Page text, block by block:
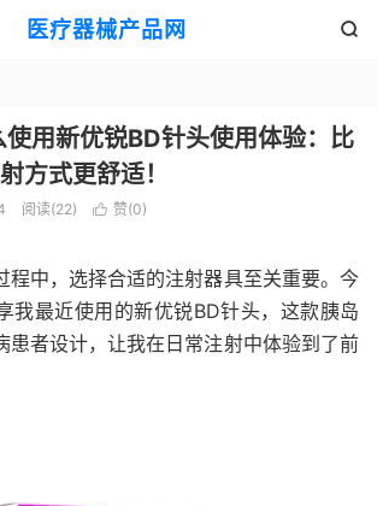
医疗器械产品网 
用新优锐BD针头使用体验：比
方式更舒适！
阅读(22)  赞(0)
程中，选择合适的注射器具至关重要。今
我最近使用的新优锐BD针头，这款胰岛
患者设计，让我在日常注射中体验到了前